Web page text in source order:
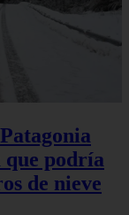
que podría
de nieve